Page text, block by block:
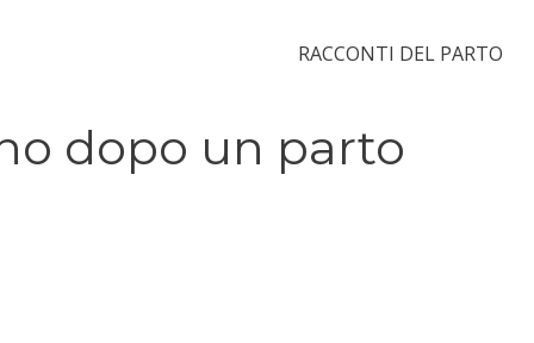
RACCONTI DEL PARTO
dopo un parto